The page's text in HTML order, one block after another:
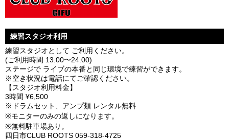
練習スタジオ利用
練習スタジオとして ご利用ください。
(ご利用時間 13:00〜24:00)
ステージで ライブの本番と同じ環境で練習ができます。
※空き状況は電話にてご確認ください。
【スタジオ利用料金】
3時間 ¥6,500
※ドラムセット、アンプ類 レンタル無料
※モニターのみの返しになります。
※無料駐車場あり。
四日市CLUB ROOTS 059-318-4725